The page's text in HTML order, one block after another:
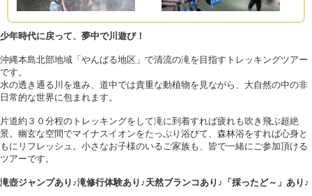
少年時代に戻って、夢中で川遊び！
沖縄本島北部地域「やんばる地区」で清流の滝を目指すトレッキングツアー
です。
水の透き通る川を進み、道中では貴重な動植物を見ながら、大自然の中の非
日常的な世界に包まれます。
片道約３０分程のトレッキングをして滝に到着すれば疲れも吹き飛ぶ超絶
景。幽玄な空間でマイナスイオンをたっぷり浴びて、森林浴をすれば心身と
もにリフレッシュ。小さなお子様のいるご家族も、皆で一緒にご参加頂ける
ツアーです。
滝壺ジャンプあり♪滝修行体験あり♪天然ブランコあり♪「採ったど～」あり♪